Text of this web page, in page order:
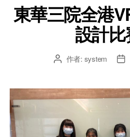
東華三院全港
設計
作者: system